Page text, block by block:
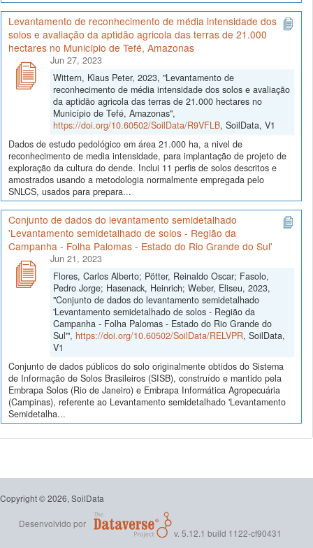
Levantamento de reconhecimento de média intensidade dos
solos e avaliação da aptidão agricola das terras de 21.000
hectares no Município de Tefé, Amazonas
Jun 27, 2023
Wittern, Klaus Peter, 2023, "Levantamento de
reconhecimento de média intensidade dos solos e avaliação
da aptidão agricola das terras de 21.000 hectares no
Município de Tefé, Amazonas",
https://doi.org/10.60502/SoilData/R9VFLB, SoilData, V1
Dados de estudo pedológico em área 21.000 ha, a nivel de
reconhecimento de media intensidade, para implantação de projeto de
exploração da cultura do dende. Inclui 11 perfis de solos descritos e
amostrados usando a metodologia normalmente empregada pelo
SNLCS, usados para prepara...
Conjunto de dados do levantamento semidetalhado
'Levantamento semidetalhado de solos - Região da
Campanha - Folha Palomas - Estado do Rio Grande do Sul'
Jun 21, 2023
Flores, Carlos Alberto; Pötter, Reinaldo Oscar; Fasolo,
Pedro Jorge; Hasenack, Heinrich; Weber, Eliseu, 2023,
"Conjunto de dados do levantamento semidetalhado
'Levantamento semidetalhado de solos - Região da
Campanha - Folha Palomas - Estado do Rio Grande do
Sul'", https://doi.org/10.60502/SoilData/RELVPR, SoilData,
V1
Conjunto de dados públicos do solo originalmente obtidos do Sistema
de Informação de Solos Brasileiros (SISB), construído e mantido pela
Embrapa Solos (Rio de Janeiro) e Embrapa Informática Agropecuária
(Campinas), referente ao Levantamento semidetalhado 'Levantamento
Semidetalha...
Copyright © 2026, SoilData
Desenvolvido por
v. 5.12.1 build 1122-cf90431